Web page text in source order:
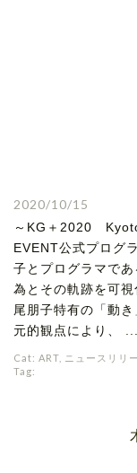
2020/10/15
～KG＋2020
EVENT公式プログ
子とプログラマで
為とその軌跡を可
尾朋子特有の「動
元的観点により、
Cat: ART ニュースリリ
Tag: